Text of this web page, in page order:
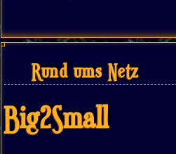
Rund ums Netz
Big2Small